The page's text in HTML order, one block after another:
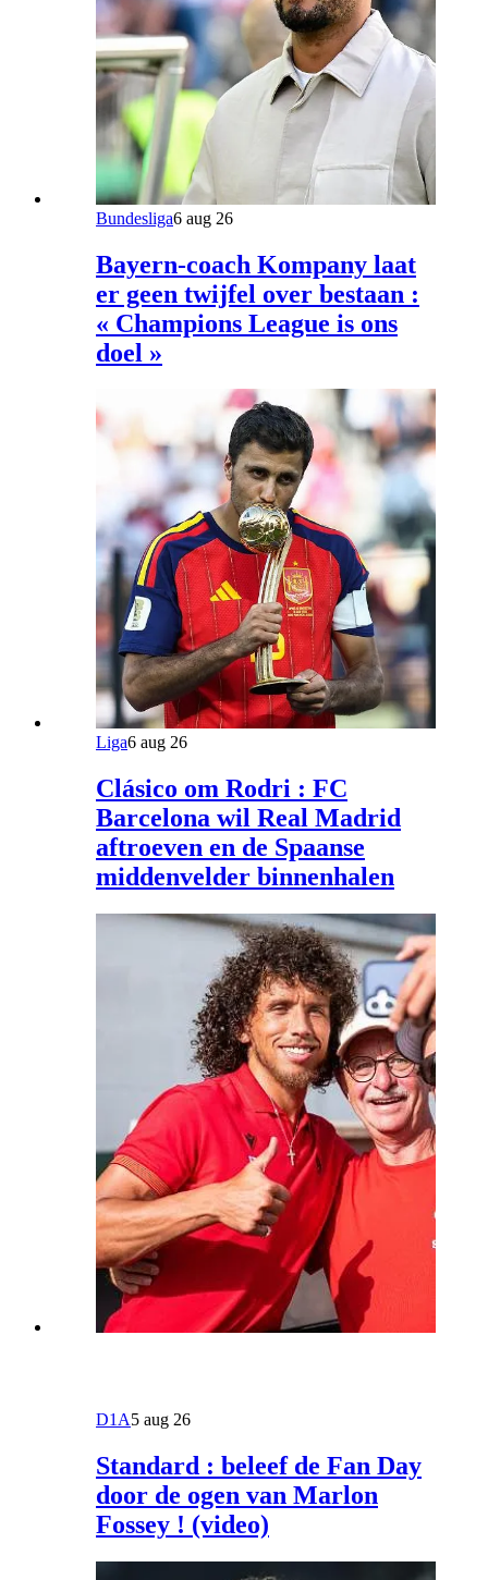
Bundesliga6 aug 26
Bayern-coach Kompany laat
er geen twijfel over bestaan :
« Champions League is ons
doel »
Liga6 aug 26
Clásico om Rodri : FC
Barcelona wil Real Madrid
aftroeven en de Spaanse
middenvelder binnenhalen
D1A5 aug 26
Standard : beleef de Fan Day
door de ogen van Marlon
Fossey ! (video)